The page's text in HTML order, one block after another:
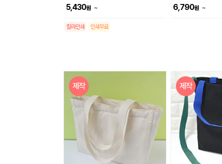
5,430원 ~
칼라인쇄 인쇄무료
6,790원 ~
제작 제작